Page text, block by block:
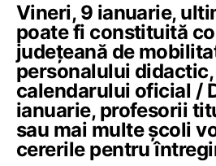
Vineri, 9 ianuarie,
poate fi constituită
județeană de
personalului
calendarului oficial /
ianuarie, profesorii
sau mai multe școli
cererile pentru